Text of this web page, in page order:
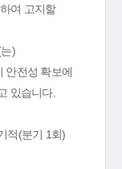
여 고지할
)
안전성 확보에
있습니다.
적(분기 1회)